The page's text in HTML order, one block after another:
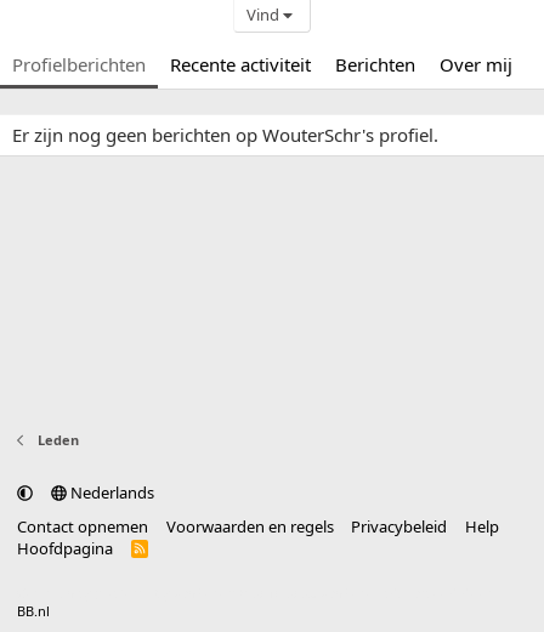
Vind
Profielberichten Recente activiteit Berichten Over mij
Er zijn nog geen berichten op WouterSchr's profiel.
Leden
Nederlands
Contact opnemen
Voorwaarden en regels Privacybeleid
Help
Hoofdpagina
R
BB.nl